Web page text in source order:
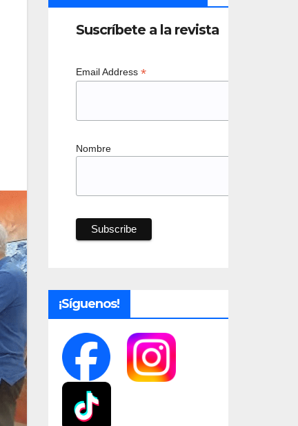
Suscríbete a la revista
Email Address *
Nombre
¡Síguenos!